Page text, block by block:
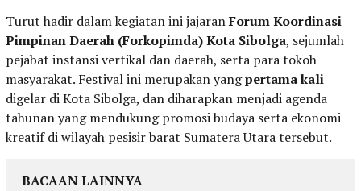
Turut hadir dalam kegiatan ini jajaranForum Koordinasi
Pimpinan Daerah (Forkopimda) Kota Sibolga, sejumlah
pejabat instansi vertikal dan daerah, serta para tokoh
masyarakat. Festival ini merupakan yangpertama kali
digelar di Kota Sibolga, dan diharapkan menjadi agenda
tahunan yang mendukung promosi budaya serta ekonomi
kreatif di wilayah pesisir barat Sumatera Utara tersebut.
BACAAN LAINNYA